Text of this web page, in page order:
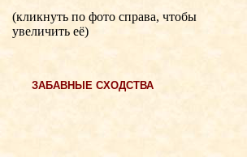
(кликнуть по фото справа, чтобы
увеличить её)
ЗАБАВНЫЕ СХОДСТВА